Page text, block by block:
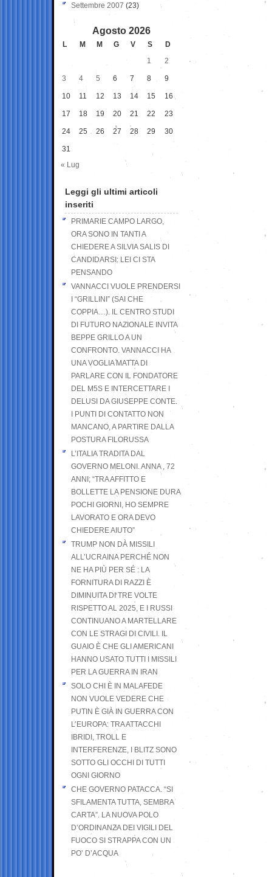
Settembre 2007 (23)
Agosto 2026
L M M G V S
D
1
2
3 4 5 6 7 8 9
10 11 12 13 14 15 16
17 18 19 20 21 22 23
24 25 26 27 28 29 30
31
« Lug
Leggi gli ultimi articoli
inseriti
PRIMARIE CAMPO LARGO,
ORA SONO IN TANTI A
CHIEDERE A SILVIA SALIS DI
CANDIDARSI: LEI CI STA
PENSANDO
VANNACCI VUOLE PRENDERSI
I “GRILLINI” (SAI CHE
COPPIA…). IL CENTRO STUDI
DI FUTURO NAZIONALE INVITA
BEPPE GRILLO A UN
CONFRONTO. VANNACCI HA
UNA VOGLIA MATTA DI
PARLARE CON IL FONDATORE
DEL M5S E INTERCETTARE I
DELUSI DA GIUSEPPE CONTE.
I PUNTI DI CONTATTO NON
MANCANO, A PARTIRE DALLA
POSTURA FILORUSSA
L’ITALIA TRADITA DAL
GOVERNO MELONI. ANNA , 72
ANNI; “TRA AFFITTO E
BOLLETTE LA PENSIONE DURA
POCHI GIORNI, HO SEMPRE
LAVORATO E ORA DEVO
CHIEDERE AIUTO”
TRUMP NON DÀ MISSILI
ALL’UCRAINA PERCHÉ NON
NE HA PIÙ PER SÉ : LA
FORNITURA DI RAZZI È
DIMINUITA DI TRE VOLTE
RISPETTO AL 2025, E I RUSSI
CONTINUANO A MARTELLARE
CON LE STRAGI DI CIVILI. IL
GUAIO È CHE GLI AMERICANI
HANNO USATO TUTTI I MISSILI
PER LA GUERRA IN IRAN
SOLO CHI È IN MALAFEDE
NON VUOLE VEDERE CHE
PUTIN È GIÀ IN GUERRA CON
L’EUROPA: TRA ATTACCHI
IBRIDI, TROLL E
INTERFERENZE, I BLITZ SONO
SOTTO GLI OCCHI DI TUTTI
OGNI GIORNO
CHE GOVERNO PATACCA. “SI
SFILAMENTA TUTTA, SEMBRA
CARTA”. LA NUOVA POLO
D’ORDINANZA DEI VIGILI DEL
FUOCO SI STRAPPA CON UN
PO’ D’ACQUA